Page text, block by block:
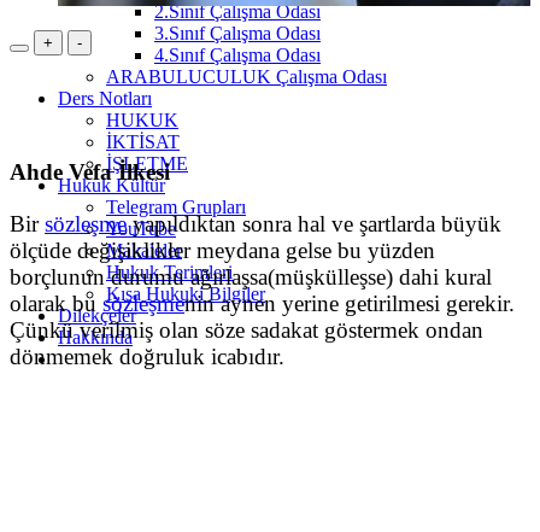
2.Sınıf Çalışma Odası
3.Sınıf Çalışma Odası
4.Sınıf Çalışma Odası
ARABULUCULUK Çalışma Odası
Ders Notları
HUKUK
İKTİSAT
İŞLETME
Hukuk Kültür
Telegram Grupları
YouTube
Makaleler
Hukuk Terimleri
Kısa Hukuki Bilgiler
Dilekçeler
Hakkında
+ -
Ahde Vefa İlkesi
Birsözleşmeyapıldıktan sonra hal ve şartlarda büyük
ölçüde değişiklikler meydana gelse bu yüzden
borçlunun durumu ağırlaşsa(müşkülleşse) dahi kural
olarak bu sözleşmenin aynen yerine getirilmesi gerekir.
Çünkü verilmiş olan söze sadakat göstermek ondan
dönmemek doğruluk icabıdır.